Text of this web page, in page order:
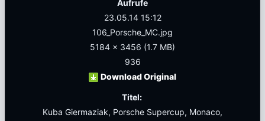
Aufrufe
23.05.14 15:12
106_Porsche_MC.jpg
5184 x 3456 (1.7 MB)
936
Download Original
Titel:
Kuba Giermaziak, Porsche Supercup, Monaco,